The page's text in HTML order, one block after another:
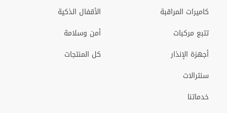
كاميرات المراقبة
تتبع مركبات
أجهزة الإنذار
سنترالات
خدماتنا
الأقفال الذكية
أمن وسلامة
كل المنتجات